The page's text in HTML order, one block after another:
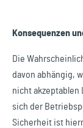
Konsequenzen
Die
davon abhängig,
nicht akzeptablen
sich der
Sicherheit ist